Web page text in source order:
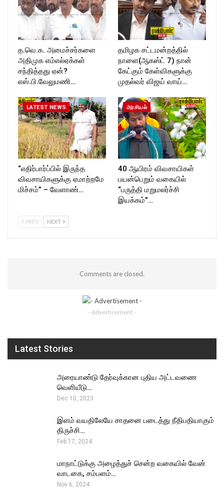
த.வெ.க. அமைச்சர்களை
அதிமுக எம்எல்ஏக்கள்
சந்தித்தது ஏன்?
எஸ்.பி.வேலுமணி…
தமிழக சட்டமன்றத்தில்
நாளை(ஆகஸ்ட் 7) நான்
கேட்கும் கேள்விகளுக்கு
முதல்வர் விஜய் வாய்…
LATEST NEWS
“எதிர்பார்ப்பில் இருந்த
விவசாயிகளுக்கு ஏமாற்றமே
மிச்சம்” – வேளாண்…
அரசியல்
40 ஆயிரம் விவசாயிகள்
பயன்பெறும் வகையில்
“பருத்தி மறுமலர்ச்சி
இயக்கம்”…
PREV NEXT
Comments are closed.
- Advertisement -
Latest Stories
அரையாண்டு தேர்வுக்கான புதிய அட்டவணை
வெளியீடு…
Dec 10, 2023
இளம் வயதிலேயே சாதனை படைத்து நீதிபதியாகும்
திருச்சி…
Feb 17, 2024
மாநாட்டுக்கு அழைத்துச் சென்ற வகையில் வேன்
வாடகை, சம்பளம்…
Nov 6, 2024